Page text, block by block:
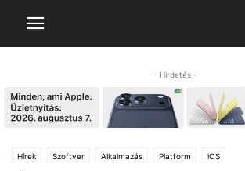
- Hirdetés -
Hírek Szoftver Alkalmazás Platform iOS